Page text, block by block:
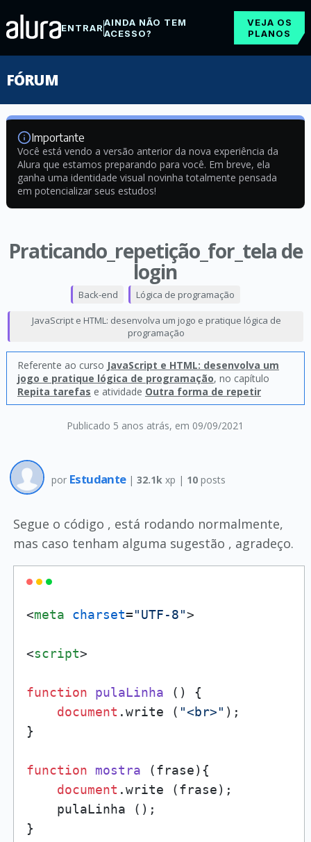
ENTRARAINDA NÃO TEM
ACESSO?
VEJA OS
PLANOS
FÓRUM
Importante
Você está vendo a versão anterior da nova experiência da
Alura que estamos preparando para você. Em breve, ela
ganha uma identidade visual novinha totalmente pensada
em potencializar seus estudos!
Praticando_repetição_for_tela de
login
Publicado 5 anos atrás, em 09/09/2021
Back-end Lógica de programação
JavaScript e HTML: desenvolva um jogo e pratique lógica de
programação
Referente ao curso JavaScript e HTML: desenvolva um
jogo e pratique lógica de programação, no capítulo
Repita tarefas e atividade Outra forma de repetir
por Estudante | 32.1k xp | 10posts
Segue o código , está rodando normalmente,
mas caso tenham alguma sugestão , agradeço.
<meta charset="UTF-8">
<script>
function pulaLinha () {
document .write ( "<br>" );
}
function mostra (frase){
document .write (frase);
    pulaLinha ();
}